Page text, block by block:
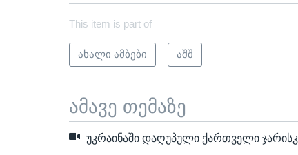
This item is part of
ახალი ამბები აშშ
ამავე თემაზე
უკრაინაში დაღუპული ქართველი